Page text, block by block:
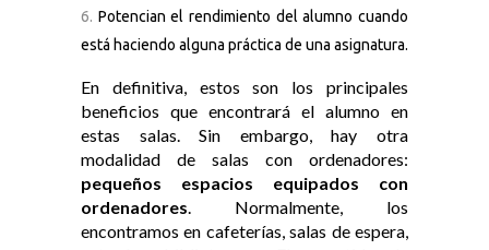
Potencian el rendimiento del alumno cuando
está haciendo alguna práctica de una asignatura.
En definitiva, estos son los principales
beneficios que encontrará el alumno en
estas salas. Sin embargo, hay otra
modalidad de salas con ordenadores:
pequeños espacios equipados con
ordenadores. Normalmente, los
encontramos en cafeterías, salas de espera,